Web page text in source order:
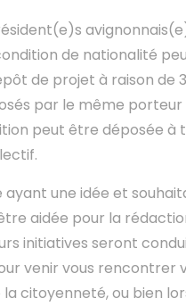
de nationalité
de projet à raison de
par le même porteur
peut être déposée à
ayant une idée et
aidée pour la
initiatives seront
venir vous rencontrer
citoyenneté, ou bien